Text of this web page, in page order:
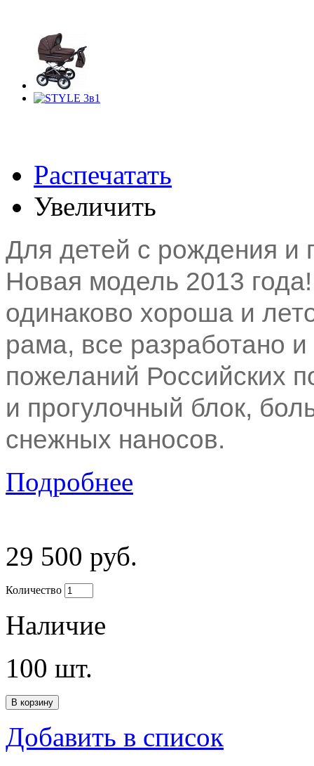
Распечатать
Увеличить
Для детей с рождения и
Новая модель 2013
одинаково хороша и
рама, все разработано
пожеланий Российских
и прогулочный блок,
снежных наносов.
Подробнее
29 500 руб.
Количество
Наличие
100 шт.
Добавить в список